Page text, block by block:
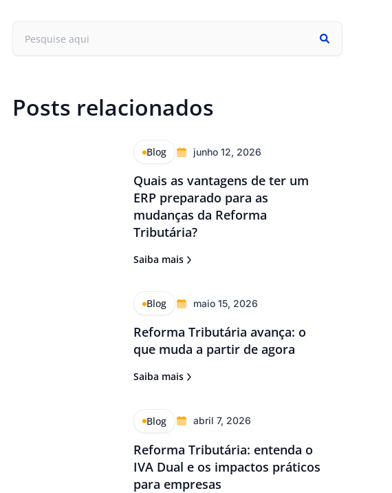
Posts relacionados
Blog junho 12, 2026
Quais as vantagens de ter um
ERP preparado para as
mudanças da Reforma
Tributária?
Saiba mais
Blog maio 15, 2026
Reforma Tributária avança: o
que muda a partir de agora
Saiba mais
Blog abril 7, 2026
Reforma Tributária: entenda o
IVA Dual e os impactos práticos
para empresas